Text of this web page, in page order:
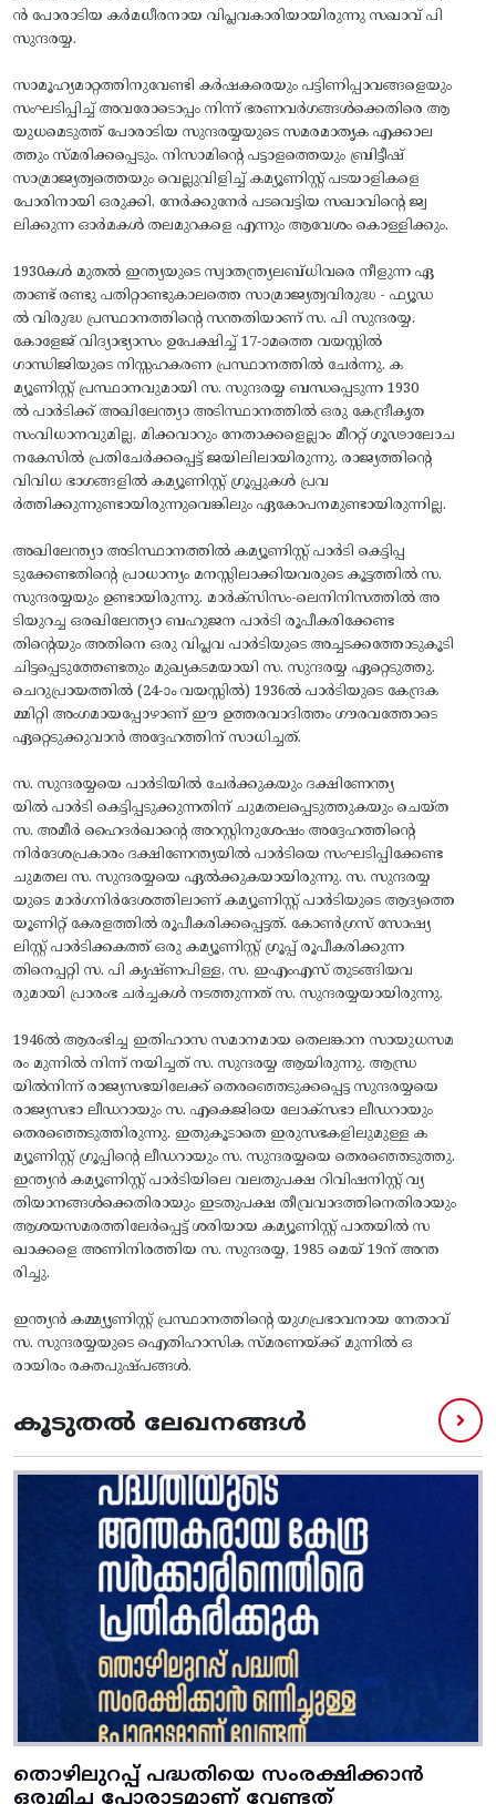
ന്‍ പോരാടിയ കര്‍മധീരനായ വിപ്ലവകാരിയായിരുന്നു സഖാവ് പി
സുന്ദരയ്യ.
സാമൂഹ്യമാറ്റത്തിനുവേണ്ടി കര്‍ഷകരെയും പട്ടിണിപ്പാവങ്ങളെയും
സംഘടിപ്പിച്ച് അവരോടൊപ്പം നിന്ന് ഭരണവര്‍ഗങ്ങള്‍ക്കെതിരെ ആ
യുധമെടുത്ത് പോരാടിയ സുന്ദരയ്യയുടെ സമരമാതൃക എക്കാല
ത്തും സ്മരിക്കപ്പെടും. നിസാമിന്റെ പട്ടാളത്തെയും ബ്രിട്ടീഷ്
സാമ്രാജ്യത്വത്തെയും വെല്ലുവിളിച്ച് കമ്യൂണിസ്റ്റ് പടയാളികളെ
പോരിനായി ഒരുക്കി, നേര്‍ക്കുനേര്‍ പടവെട്ടിയ സഖാവിന്റെ ജ്വ
ലിക്കുന്ന ഓര്‍മകള്‍ തലമുറകളെ എന്നും ആവേശം കൊള്ളിക്കും.
1930കള്‍ മുതല്‍ ഇന്ത്യയുടെ സ്വാതന്ത്ര്യലബ്ധിവരെ നീളുന്ന ഏ
താണ്ട് രണ്ടു പതിറ്റാണ്ടുകാലത്തെ സാമ്രാജ്യത്വവിരുദ്ധ - ഫ്യൂഡ
ല്‍ വിരുദ്ധ പ്രസ്ഥാനത്തിന്റെ സന്തതിയാണ് സ. പി സുന്ദരയ്യ.
കോളേജ് വിദ്യാഭ്യാസം ഉപേക്ഷിച്ച് 17-ാമത്തെ വയസ്സിൽ
ഗാന്ധിജിയുടെ നിസ്സഹകരണ പ്രസ്ഥാനത്തിൽ ചേർന്നു. ക
മ്യൂണിസ്റ്റ് പ്രസ്ഥാനവുമായി സ. സുന്ദരയ്യ ബന്ധപ്പെടുന്ന 1930
ല്‍ പാര്‍ടിക്ക് അഖിലേന്ത്യാ അടിസ്ഥാനത്തില്‍ ഒരു കേന്ദ്രീകൃത
സംവിധാനവുമില്ല. മിക്കവാറും നേതാക്കളെല്ലാം മീററ്റ് ഗൂഢാലോച
നകേസില്‍ പ്രതിചേര്‍ക്കപ്പെട്ട് ജയിലിലായിരുന്നു. രാജ്യത്തിന്റെ
വിവിധ ഭാഗങ്ങളില്‍ കമ്യൂണിസ്റ്റ് ഗ്രൂപ്പുകള്‍ പ്രവ
ര്‍ത്തിക്കുന്നുണ്ടായിരുന്നുവെങ്കിലും ഏകോപനമുണ്ടായിരുന്നില്ല.
അഖിലേന്ത്യാ അടിസ്ഥാനത്തില്‍ കമ്യൂണിസ്റ്റ് പാര്‍ടി കെട്ടിപ്പ
ടുക്കേണ്ടതിന്റെ പ്രാധാന്യം മനസ്സിലാക്കിയവരുടെ കൂട്ടത്തില്‍ സ.
സുന്ദരയ്യയും ഉണ്ടായിരുന്നു. മാര്‍ക്സിസം-ലെനിനിസത്തില്‍ അ
ടിയുറച്ച ഒരഖിലേന്ത്യാ ബഹുജന പാര്‍ടി രൂപീകരിക്കേണ്ട
തിന്റെയും അതിനെ ഒരു വിപ്ലവ പാര്‍ടിയുടെ അച്ചടക്കത്തോടുകൂടി
ചിട്ടപ്പെടുത്തേണ്ടതും മുഖ്യകടമയായി സ. സുന്ദരയ്യ ഏറ്റെടുത്തു.
ചെറുപ്രായത്തില്‍ (24-ാം വയസ്സില്‍) 1936ല്‍ പാര്‍ടിയുടെ കേന്ദ്രക
മ്മിറ്റി അംഗമായപ്പോഴാണ് ഈ ഉത്തരവാദിത്തം ഗൗരവത്തോടെ
ഏറ്റെടുക്കുവാന്‍ അദ്ദേഹത്തിന് സാധിച്ചത്.
സ. സുന്ദരയ്യയെ പാര്‍ടിയില്‍ ചേര്‍ക്കുകയും ദക്ഷിണേന്ത്യ
യില്‍ പാര്‍ടി കെട്ടിപ്പടുക്കുന്നതിന് ചുമതലപ്പെടുത്തുകയും ചെയ്ത
സ. അമീര്‍ ഹൈദര്‍ഖാന്റെ അറസ്റ്റിനുശേഷം അദ്ദേഹത്തിന്റെ
നിര്‍ദേശപ്രകാരം ദക്ഷിണേന്ത്യയില്‍ പാര്‍ടിയെ സംഘടിപ്പിക്കേണ്ട
ചുമതല സ. സുന്ദരയ്യയെ ഏല്‍ക്കുകയായിരുന്നു. സ. സുന്ദരയ്യ
യുടെ മാര്‍ഗനിര്‍ദേശത്തിലാണ് കമ്യൂണിസ്റ്റ് പാര്‍ടിയുടെ ആദ്യത്തെ
യൂണിറ്റ് കേരളത്തില്‍ രൂപീകരിക്കപ്പെട്ടത്. കോണ്‍ഗ്രസ് സോഷ്യ
ലിസ്റ്റ് പാര്‍ടിക്കകത്ത് ഒരു കമ്യൂണിസ്റ്റ് ഗ്രൂപ്പ് രൂപീകരിക്കുന്ന
തിനെപ്പറ്റി സ. പി കൃഷ്ണപിള്ള, സ. ഇഎംഎസ് തുടങ്ങിയവ
രുമായി പ്രാരംഭ ചര്‍ച്ചകള്‍ നടത്തുന്നത് സ. സുന്ദരയ്യയായിരുന്നു.
1946ല്‍ ആരംഭിച്ച ഇതിഹാസ സമാനമായ തെലങ്കാന സായുധസമ
രം മുന്നിൽ നിന്ന് നയിച്ചത് സ. സുന്ദരയ്യ ആയിരുന്നു. ആന്ധ്ര
യില്‍നിന്ന് രാജ്യസഭയിലേക്ക് തെരഞ്ഞെടുക്കപ്പെട്ട സുന്ദരയ്യയെ
രാജ്യസഭാ ലീഡറായും സ. എകെജിയെ ലോക്സഭാ ലീഡറായും
തെരഞ്ഞെടുത്തിരുന്നു. ഇതുകൂടാതെ ഇരുസഭകളിലുമുള്ള ക
മ്യൂണിസ്റ്റ് ഗ്രൂപ്പിന്റെ ലീഡറായും സ. സുന്ദരയ്യയെ തെരഞ്ഞെടുത്തു.
ഇന്ത്യന്‍ കമ്യൂണിസ്റ്റ് പാര്‍ടിയിലെ വലതുപക്ഷ റിവിഷനിസ്റ്റ് വ്യ
തിയാനങ്ങള്‍ക്കെതിരായും ഇടതുപക്ഷ തീവ്രവാദത്തിനെതിരായും
ആശയസമരത്തിലേര്‍പ്പെട്ട് ശരിയായ കമ്യൂണിസ്റ്റ് പാതയില്‍ സ
ഖാക്കളെ അണിനിരത്തിയ സ. സുന്ദരയ്യ, 1985 മെയ് 19ന് അന്ത
രിച്ചു.
ഇന്ത്യന്‍ കമ്മ്യൃണിസ്റ്റ് പ്രസ്ഥാനത്തിന്‍റെ യുഗപ്രഭാവനായ നേതാവ്
സ. സുന്ദരയ്യയുടെ ഐതിഹാസിക സ്മരണയ്ക്ക് മുന്നില്‍ ഒ
രായിരം രക്തപുഷ്പങ്ങള്‍.
കൂടുതൽ ലേഖനങ്ങൾ
തൊഴിലുറപ്പ് പദ്ധതിയെ സംരക്ഷിക്കാൻ
ഒരുമിച്ച പോരാട്ടമാണ് വേണ്ടത്